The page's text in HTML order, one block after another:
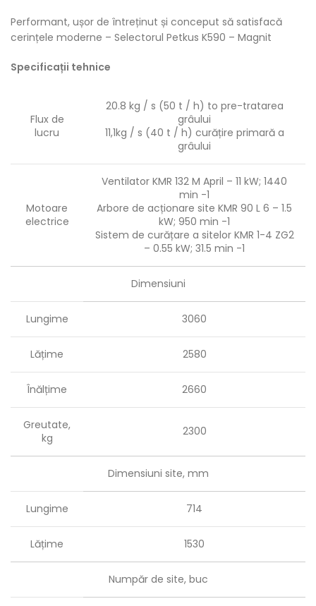
Performant, ușor de întreținut și conceput să satisfacă
cerințele moderne – Selectorul Petkus K590 – Magnit
Specificații tehnice
Flux de
lucru
20.8 kg / s (50 t / h) to pre-tratarea
grâului
11,1kg / s (40 t / h) curățire primară a
grâului
Motoare
electrice
Ventilator KMR 132 M April – 11 kW; 1440
min -1
Arbore de acționare site KMR 90 L 6 – 1.5
kW; 950 min -1
Sistem de curățare a sitelor KMR 1-4 ZG2
– 0.55 kW; 31.5 min -1
Dimensiuni
Lungime 3060
Lățime 2580
Înălțime 2660
Greutate,
kg
2300
Dimensiuni site, mm
Lungime 714
Lățime 1530
Numpăr de site, buc